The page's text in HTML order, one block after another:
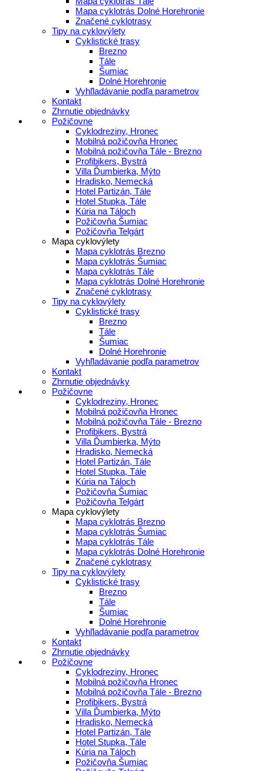
Mapa cyklotrás Dolné Horehronie
Značené cyklotrasy
Tipy na cyklovýlety
Cyklistické trasy
Brezno
Tále
Šumiac
Dolné Horehronie
Vyhľladávanie podľa parametrov
Kontakt
Zhrnutie objednávky
Požičovne
Cyklodreziny, Hronec
Mobilná požičovňa Hronec
Mobilná požičovňa Tále - Brezno
Profibikers, Bystrá
Villa Ďumbierka, Mýto
Hradisko, Nemecká
Hotel Partizán, Tále
Hotel Stupka, Tále
Kúria na Táloch
Požičovňa Šumiac
Požičovňa Telgárt
Mapa cyklovýlety
Mapa cyklotrás Brezno
Mapa cyklotrás Šumiac
Mapa cyklotrás Tále
Mapa cyklotrás Dolné Horehronie
Značené cyklotrasy
Tipy na cyklovýlety
Cyklistické trasy
Brezno
Tále
Šumiac
Dolné Horehronie
Vyhľladávanie podľa parametrov
Kontakt
Zhrnutie objednávky
Požičovne
Cyklodreziny, Hronec
Mobilná požičovňa Hronec
Mobilná požičovňa Tále - Brezno
Profibikers, Bystrá
Villa Ďumbierka, Mýto
Hradisko, Nemecká
Hotel Partizán, Tále
Hotel Stupka, Tále
Kúria na Táloch
Požičovňa Šumiac
Požičovňa Telgárt
Mapa cyklovýlety
Mapa cyklotrás Brezno
Mapa cyklotrás Šumiac
Mapa cyklotrás Tále
Mapa cyklotrás Dolné Horehronie
Značené cyklotrasy
Tipy na cyklovýlety
Cyklistické trasy
Brezno
Tále
Šumiac
Dolné Horehronie
Vyhľladávanie podľa parametrov
Kontakt
Zhrnutie objednávky
Požičovne
Cyklodreziny, Hronec
Mobilná požičovňa Hronec
Mobilná požičovňa Tále - Brezno
Profibikers, Bystrá
Villa Ďumbierka, Mýto
Hradisko, Nemecká
Hotel Partizán, Tále
Hotel Stupka, Tále
Kúria na Táloch
Požičovňa Šumiac